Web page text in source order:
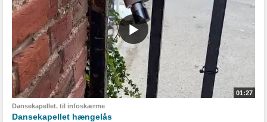
01:27
Dansekapellet. til infoskærme
Dansekapellet hængelås